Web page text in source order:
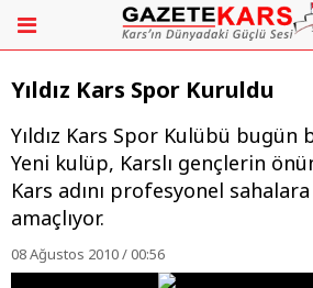
Yıldız Kars Spor Kuruldu
Yıldız Kars Spor Kulübü bugün
Yeni kulüp, Karslı gençlerin
Kars adını profesyonel sahalara
amaçlıyor.
08 Ağustos 2010 / 00:56